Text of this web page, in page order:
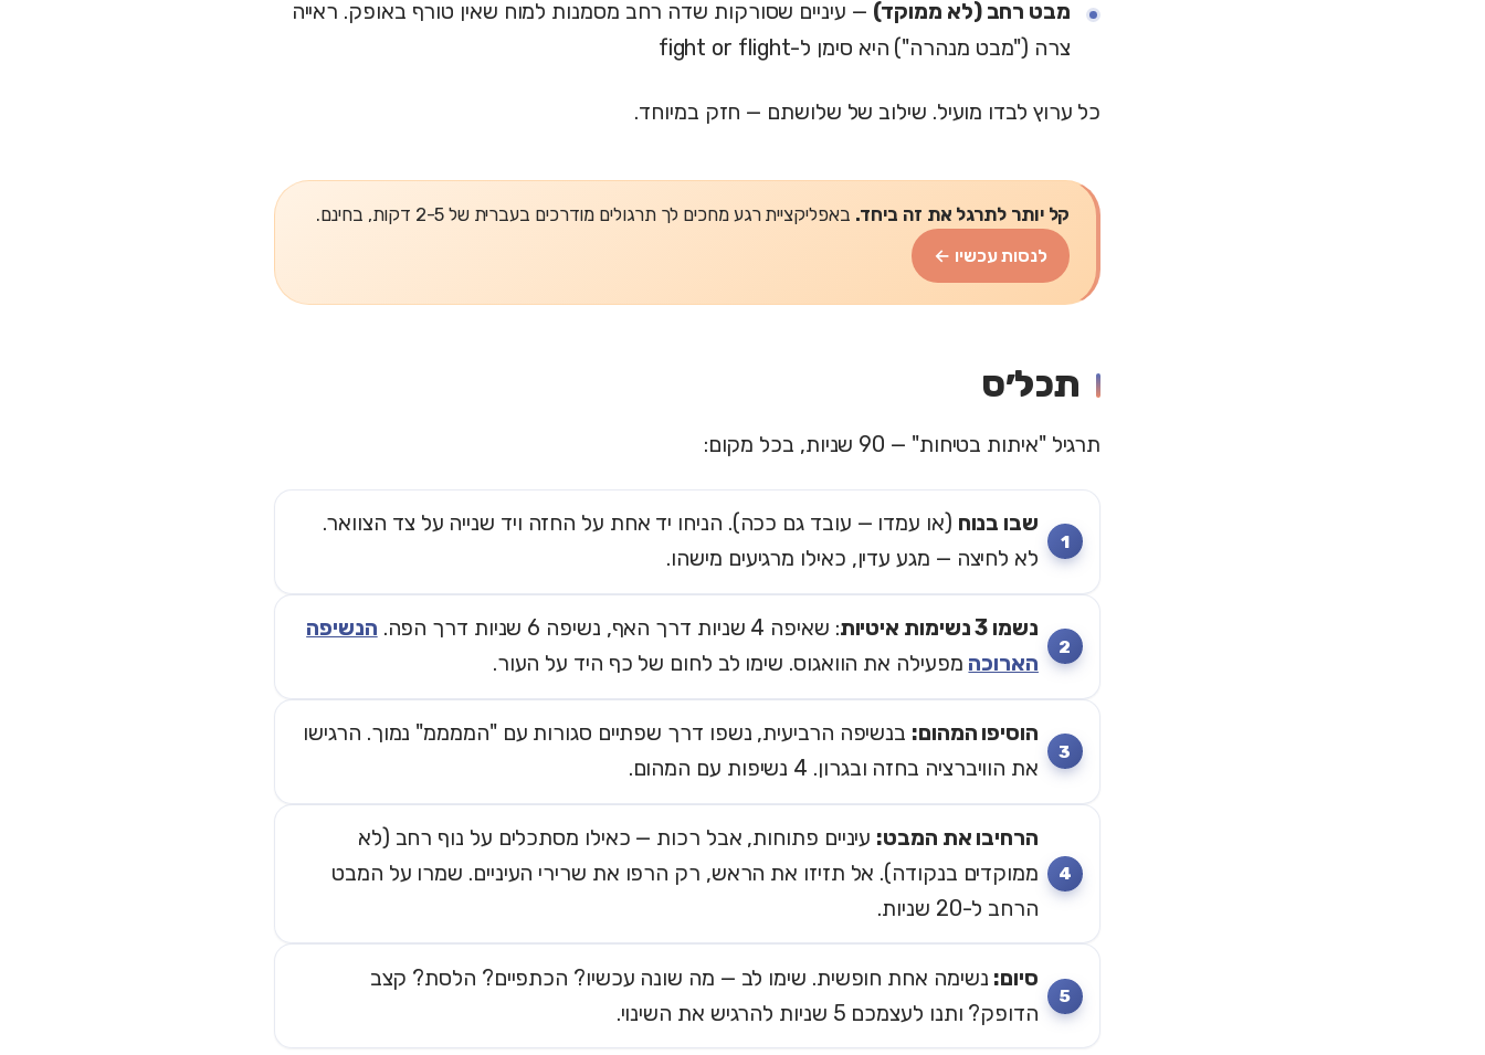
מבט רחב (לא ממוקד) — עיניים שסורקות שדה רחב מסמנות למוח שאין טורף באופק. ראייה
צרה ("מבט מנהרה") היא סימן ל-fight or flight
כל ערוץ לבדו מועיל. שילוב של שלושתם — חזק במיוחד.
קל יותר לתרגל את זה ביחד. באפליקציית רגע מחכים לך תרגולים מודרכים בעברית של 2-5 דקות, בחינם.
לנסות עכשיו ←
תכל׳ס
תרגיל "איתות בטיחות" — 90 שניות, בכל מקום:
שבו בנוח (או עמדו — עובד גם ככה). הניחו יד אחת על החזה ויד שנייה על צד הצוואר.
לא לחיצה — מגע עדין, כאילו מרגיעים מישהו.
נשמו 3 נשימות איטיות : שאיפה 4 שניות דרך האף, נשיפה 6 שניות דרך הפה.
הנשיפה
הארוכה מפעילה את הוואגוס. שימו לב לחום של כף היד על העור.
הוסיפו המהום: בנשיפה הרביעית, נשפו דרך שפתיים סגורות עם "הממממ" נמוך. הרגישו
את הוויברציה בחזה ובגרון. 4 נשיפות עם המהום.
הרחיבו את המבט: עיניים פתוחות, אבל רכות — כאילו מסתכלים על נוף רחב (לא
ממוקדים בנקודה). אל תזיזו את הראש, רק הרפו את שרירי העיניים. שמרו על המבט
הרחב ל-20 שניות.
סיום: נשימה אחת חופשית. שימו לב — מה שונה עכשיו? הכתפיים? הלסת? קצב
הדופק? ותנו לעצמכם 5 שניות להרגיש את השינוי.